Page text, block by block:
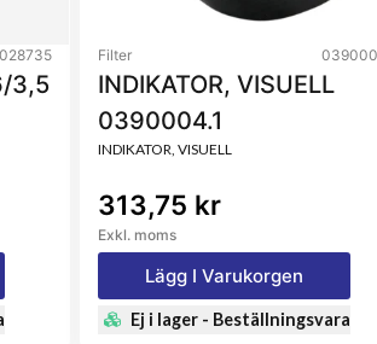
028735
3,5
Filter
INDIKATOR, VISUELL
0390004.1
INDIKATOR, VISUELL
313,75 kr
Exkl. moms
Lägg I Varukorgen
Ej i lager - Beställningsvara